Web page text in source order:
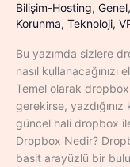
Bilişim-Hosting, Genel,
Korunma, Teknoloji,
Bu yazımda sizlere
nasıl
Temel olarak
gerekirse,
güncel hali dropbox
Dropbox Nedir?
basit arayüzlü bir